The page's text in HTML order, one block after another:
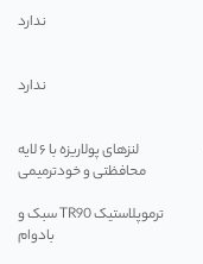
ندارد
ندارد
لنزهای پولاریزه با ۶ لایه
محافظتی و خودترمیمی
ترموپلاستیک TR90 سبک و
بادوام